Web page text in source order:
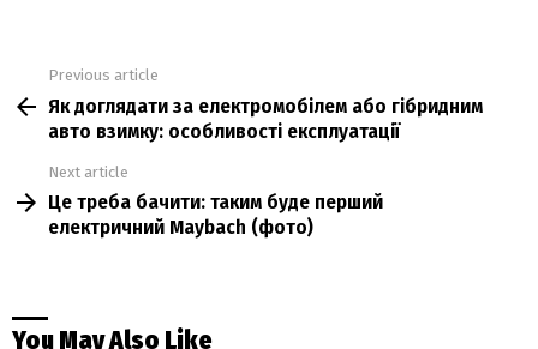
more
Previous article
Як доглядати за електромобілем або гібридним
авто взимку: особливості експлуатації
Next article
Це треба бачити: таким буде перший
електричний Maybach (фото)
You May Also Like